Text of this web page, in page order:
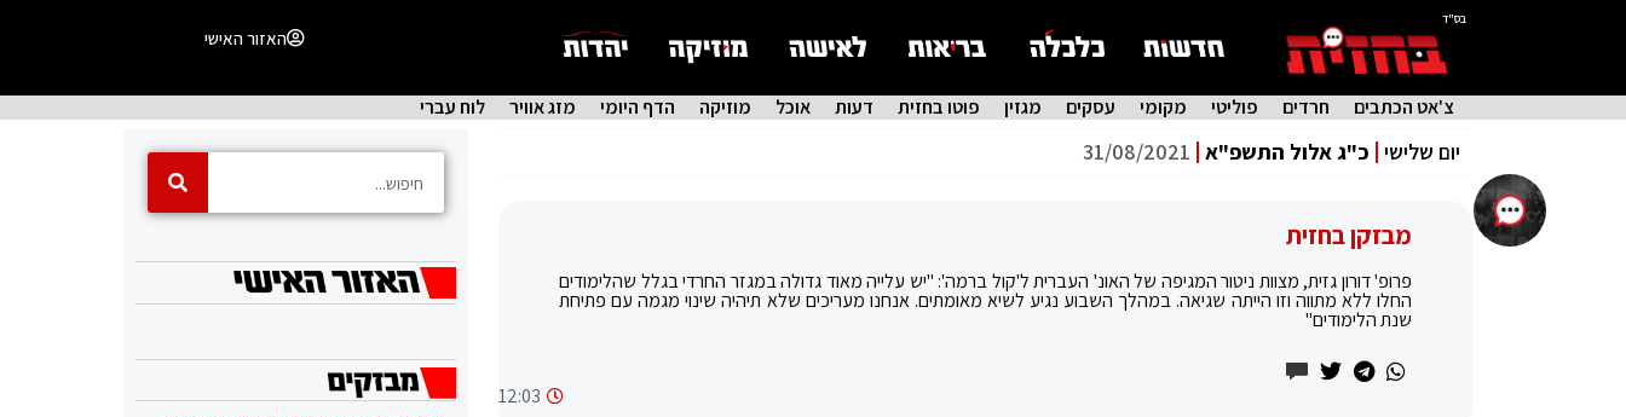
בס"ד
האזור האישי
צ'אט הכתבים חרדים פוליטי מקומי עסקים מגזין פוטו בחזית דעות אוכל מוזיקה הדף היומי מזג אוויר לוח עברי
יום שלישי כ"ג אלול התשפ"א 31/08/2021
מבזקן בחזית
פרופ' דורון גזית, מצוות ניטור המגיפה של האונ' העברית ל'קול ברמה': "יש עלייה מאוד גדולה במגזר החרדי בגלל שהלימודים
החלו ללא מתווה וזו הייתה שגיאה. במהלך השבוע נגיע לשיא מאומתים. אנחנו מעריכים שלא תיהיה שינוי מגמה עם פתיחת
שנת הלימודים"
12:03